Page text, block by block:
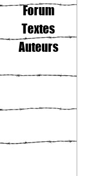
Forum
Textes
Auteurs